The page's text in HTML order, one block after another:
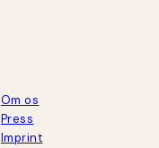
Om os
Press
Imprint